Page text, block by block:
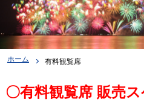
ホーム 有料観覧席
〇有料観覧席 販売